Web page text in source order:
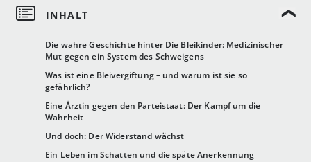
Die wahre Geschichte hinter Die Bleikinder: Medizinischer
Mut gegen ein System des Schweigens
Was ist eine Bleivergiftung – und warum ist sie so
gefährlich?
Eine Ärztin gegen den Parteistaat: Der Kampf um die
Wahrheit
Und doch: Der Widerstand wächst
Ein Leben im Schatten und die späte Anerkennung